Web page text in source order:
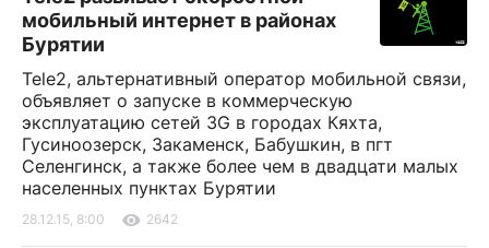
мобильный интернет в районах
Бурятии
Tele2, альтернативный оператор мобильной связи,
объявляет о запуске в коммерческую
эксплуатацию сетей 3G в городах Кяхта,
Гусиноозерск, Закаменск, Бабушкин, в пгт
Селенгинск, а также более чем в двадцати малых
населенных пунктах Бурятии
28.12.15, 8:00 2642